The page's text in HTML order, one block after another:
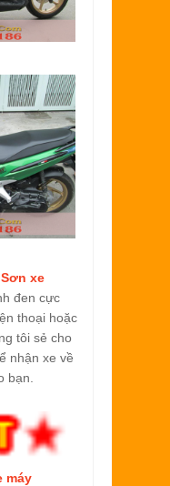
Sơn xe
đen cực
thoại hoặc
tôi sẻ cho
nhận xe về
bạn.
máy